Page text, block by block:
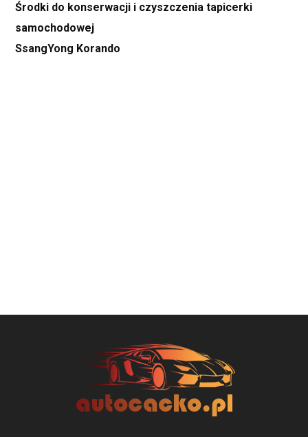
Środki do konserwacji i czyszczenia tapicerki
samochodowej
SsangYong Korando